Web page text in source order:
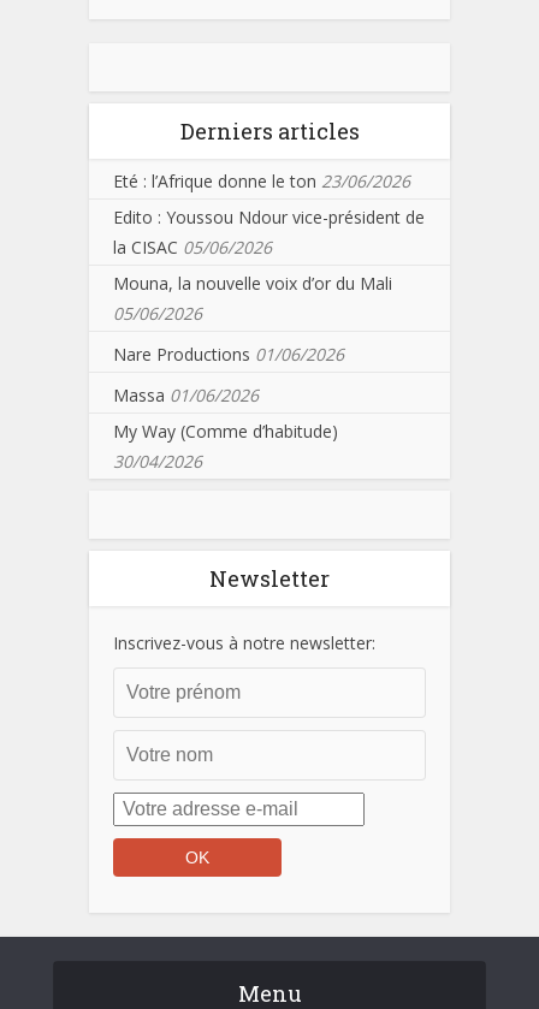
Derniers articles
Eté : l’Afrique donne le ton 23/06/2026
Edito : Youssou Ndour vice-président de
la CISAC 05/06/2026
Mouna, la nouvelle voix d’or du Mali
05/06/2026
Nare Productions 01/06/2026
Massa 01/06/2026
My Way (Comme d’habitude)
30/04/2026
Newsletter
Inscrivez-vous à notre newsletter:
Menu